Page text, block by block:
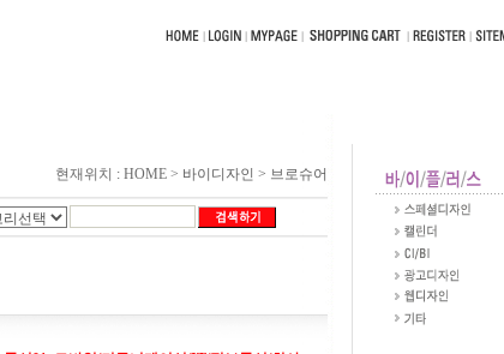
현재위치 : HOME > 바이디자인 > 브로슈어